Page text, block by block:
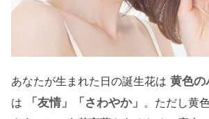
あなたが生まれた日の誕生花は 黄色の
は
「友情」「さわやか」
。ただし黄